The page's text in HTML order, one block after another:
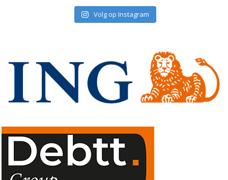
Volg op Instagram